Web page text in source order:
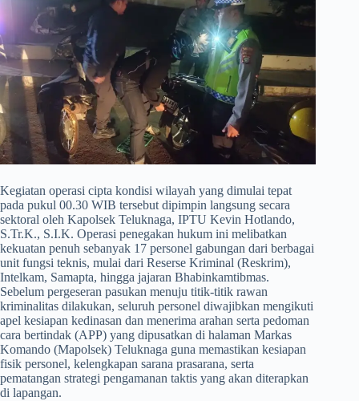
​Kegiatan operasi cipta kondisi wilayah yang dimulai tepat
pada pukul 00.30 WIB tersebut dipimpin langsung secara
sektoral oleh Kapolsek Teluknaga, IPTU Kevin Hotlando,
S.Tr.K., S.I.K. Operasi penegakan hukum ini melibatkan
kekuatan penuh sebanyak 17 personel gabungan dari berbagai
unit fungsi teknis, mulai dari Reserse Kriminal (Reskrim),
Intelkam, Samapta, hingga jajaran Bhabinkamtibmas.
Sebelum pergeseran pasukan menuju titik-titik rawan
kriminalitas dilakukan, seluruh personel diwajibkan mengikuti
apel kesiapan kedinasan dan menerima arahan serta pedoman
cara bertindak (APP) yang dipusatkan di halaman Markas
Komando (Mapolsek) Teluknaga guna memastikan kesiapan
fisik personel, kelengkapan sarana prasarana, serta
pematangan strategi pengamanan taktis yang akan diterapkan
di lapangan.